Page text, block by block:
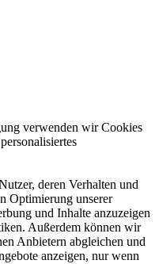
verwenden wir Cookies
deren Verhalten und
Optimierung unserer
und Inhalte anzuzeigen
Außerdem können wir
Anbietern abgleichen und
anzeigen, nur wenn